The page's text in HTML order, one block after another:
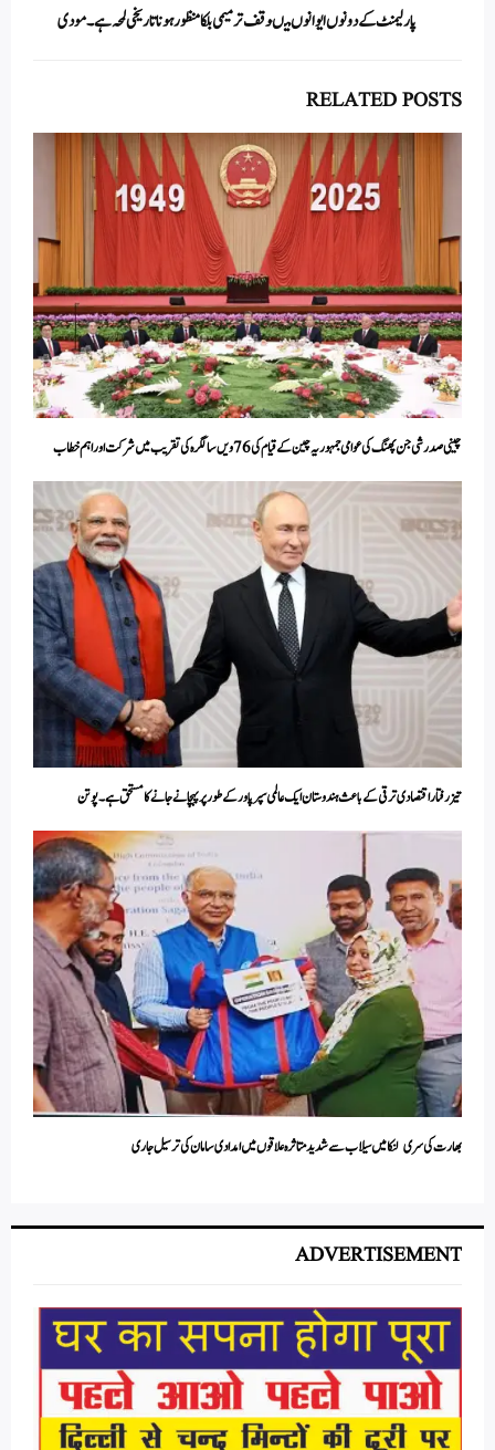
پارلیمنٹ کے دونوں ایوانوں میںوقف ترمیمی بلکا منظور ہونا تاریخی لمحہ ہے۔ مودی
RELATED POSTS
چینی صدر شی جن پھنگ کی عوامی جمہوریہ چین کے قیام کی 76ویں سالگرہ کی تقریب میں شرکت اور اہم خطاب
تیز رفتار اقتصادی ترقی کےباعث ہندوستان ایک عالمی سپر پاور کے طور پر پہچانے جانے کا مستحق ہے۔پوتن
بھارت کی سری لنکا میں سیلاب سے شدید متاثرہ علاقوں میں امدادی سامان کی ترسیل جاری
ADVERTISEMENT